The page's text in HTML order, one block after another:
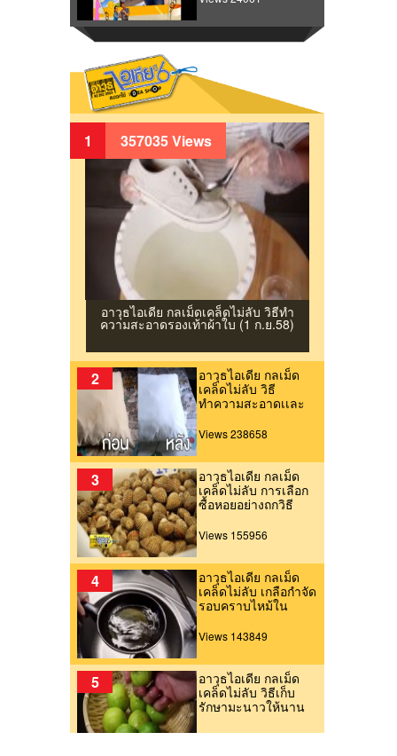
1 357035 Views
อาวุธไอเดีย กลเม็ดเคล็ดไม่ลับ วิธีทํา
ความสะอาดรองเท้าผ้าใบ (1 ก.ย.58)
2
อาวุธไอเดีย กลเม็ด
เคล็ดไม่ลับ วิธี
ทำความสะอาดเเละ
หมอน (25มิ.ย.59)
Views 238658
3
อาวุธไอเดีย กลเม็ด
เคล็ดไม่ลับ การเลือก
ซื้อหอยอย่างถูกวิธี
Views 155956
4
อาวุธไอเดีย กลเม็ด
เคล็ดไม่ลับ เกลือกำจัด
รอบคราบไหม้ใน
Views 143849
5
อาวุธไอเดีย กลเม็ด
เคล็ดไม่ลับ วิธีเก็บ
รักษามะนาวให้นาน
Views 136651